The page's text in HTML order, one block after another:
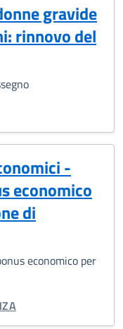
gravide
rinnovo del
-
economico
di
economico per